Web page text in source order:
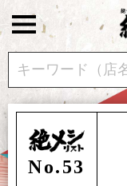
No.53